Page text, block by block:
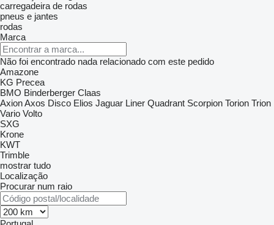
carregadeira de rodas
pneus e jantes
rodas
Marca
Não foi encontrado nada relacionado com este pedido
Amazone
KG Precea
BMO Binderberger Claas
AxionAxos Disco Elios Jaguar Liner Quadrant Scorpion Torion Trion
Vario Volto
SXG
Krone
KWT
Trimble
mostrar tudo
Localização
Procurar num raio